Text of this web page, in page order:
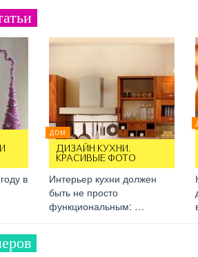
в
ДОМ
ДИЗАЙН КУХНИ.
КРАСИВЫЕ ФОТО
Интерьер кухни должен
быть не просто
функциональным: …